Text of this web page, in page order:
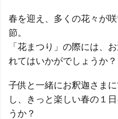
春を迎え、多くの花々が
節。
「花まつり」の際には、
れてはいかがでしょうか？
子供と一緒にお釈迦さま
し、きっと楽しい春の１
うか？